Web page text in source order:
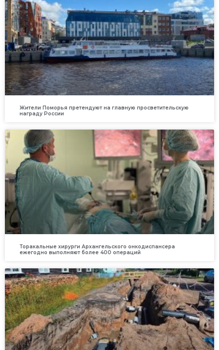
Жители Поморья претендуют на главную просветительскую
награду России
Торакальные хирурги Архангельского онкодиспансера
ежегодно выполняют более 400 операций